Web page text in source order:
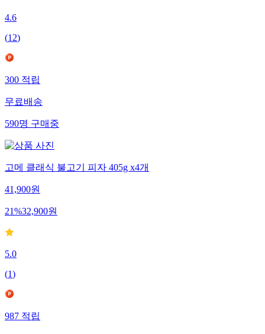
4.6
(12)
300적립
무료배송
590명구매중
고메 클래식 불고기 피자 405g x4개
41,900원
21%32,900원
5.0
(1)
987적립